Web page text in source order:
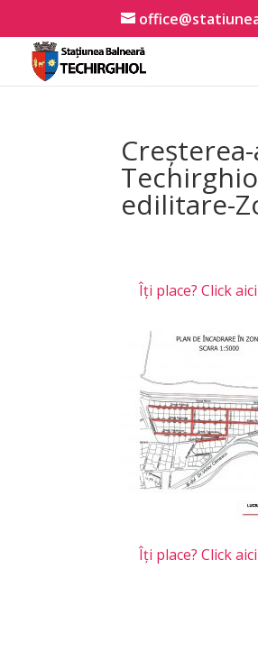
edilitare-
Îți place? Click
Îți place? Click